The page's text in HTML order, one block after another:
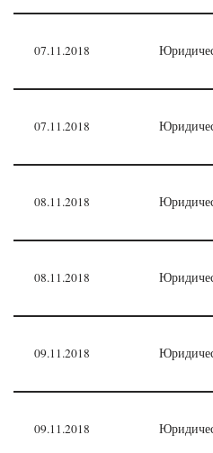
07.11.2018
07.11.2018
08.11.2018
08.11.2018
09.11.2018
09.11.2018